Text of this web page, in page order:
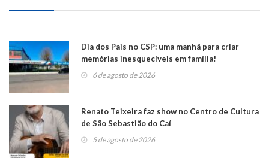
Dia dos Pais no CSP: uma manhã para criar
memórias inesquecíveis em família!
6 de agosto de 2026
Renato Teixeira faz show no Centro de Cultura
de São Sebastião do Caí
5 de agosto de 2026